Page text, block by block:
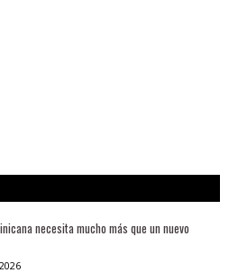
necesita mucho más que un nuevo